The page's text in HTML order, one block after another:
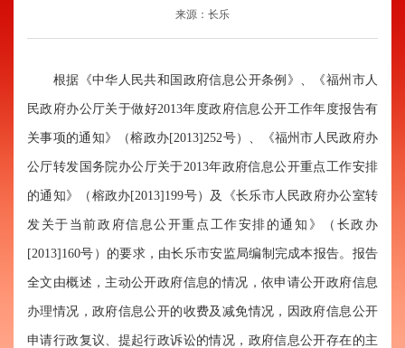
来源：长乐
根据《中华人民共和国政府信息公开条例》、《福州市人
民政府办公厅关于做好2013年度政府信息公开工作年度报告有
关事项的通知》（榕政办[2013]252号）、《福州市人民政府办
公厅转发国务院办公厅关于2013年政府信息公开重点工作安排
的通知》（榕政办[2013]199号）及《长乐市人民政府办公室转
发关于当前政府信息公开重点工作安排的通知》（长政办
[2013]160号）的要求，由长乐市安监局编制完成本报告。报告
全文由概述，主动公开政府信息的情况，依申请公开政府信息
办理情况，政府信息公开的收费及减免情况，因政府信息公开
申请行政复议、提起行政诉讼的情况，政府信息公开存在的主